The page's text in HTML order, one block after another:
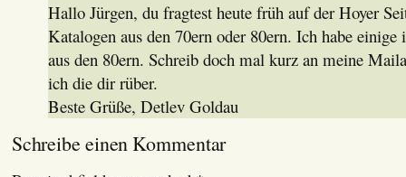
Hallo Jürgen, du fragtest heute früh auf der Hoyer
Katalogen aus den 70ern oder 80ern. Ich habe einige
aus den 80ern. Schreib doch mal kurz an meine
ich die dir rüber.
Beste Grüße, Detlev Goldau
Schreibe einen Kommentar